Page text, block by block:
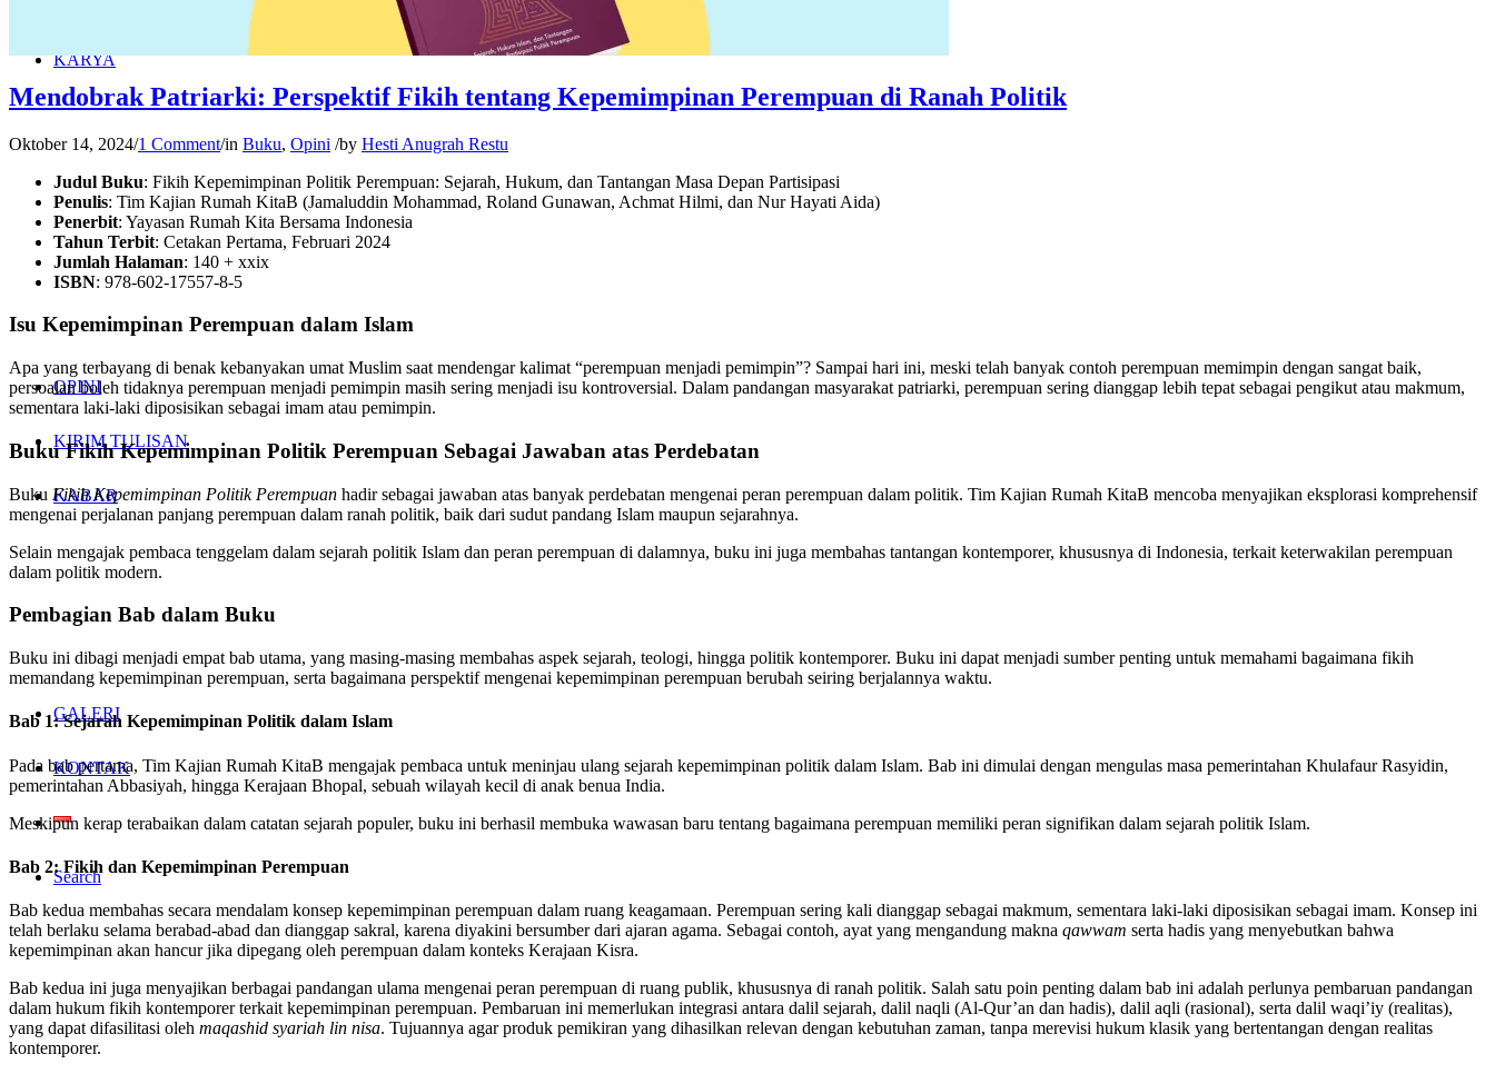
KARYA
OPINI
KIRIM TULISAN
KABAR
GALERI
KONTAK
Search
Mendobrak Patriarki: Perspektif Fikih tentang Kepemimpinan Perempuan di Ranah Politik
Oktober 14, 2024/1 Comment/in Buku, Opini /by Hesti Anugrah Restu
Judul Buku: Fikih Kepemimpinan Politik Perempuan: Sejarah, Hukum, dan Tantangan Masa Depan Partisipasi
Penulis: Tim Kajian Rumah KitaB (Jamaluddin Mohammad, Roland Gunawan, Achmat Hilmi, dan Nur Hayati Aida)
Penerbit: Yayasan Rumah Kita Bersama Indonesia
Tahun Terbit: Cetakan Pertama, Februari 2024
Jumlah Halaman: 140 + xxix
ISBN: 978-602-17557-8-5
Isu Kepemimpinan Perempuan dalam Islam
Apa yang terbayang di benak kebanyakan umat Muslim saat mendengar kalimat “perempuan menjadi pemimpin”? Sampai hari ini, meski telah banyak contoh perempuan memimpin dengan sangat baik,
persoalan boleh tidaknya perempuan menjadi pemimpin masih sering menjadi isu kontroversial. Dalam pandangan masyarakat patriarki, perempuan sering dianggap lebih tepat sebagai pengikut atau makmum,
sementara laki-laki diposisikan sebagai imam atau pemimpin.
Buku Fikih Kepemimpinan Politik Perempuan Sebagai Jawaban atas Perdebatan
Buku Fikih Kepemimpinan Politik Perempuan hadir sebagai jawaban atas banyak perdebatan mengenai peran perempuan dalam politik. Tim Kajian Rumah KitaB mencoba menyajikan eksplorasi komprehensif
mengenai perjalanan panjang perempuan dalam ranah politik, baik dari sudut pandang Islam maupun sejarahnya.
Selain mengajak pembaca tenggelam dalam sejarah politik Islam dan peran perempuan di dalamnya, buku ini juga membahas tantangan kontemporer, khususnya di Indonesia, terkait keterwakilan perempuan
dalam politik modern.
Pembagian Bab dalam Buku
Buku ini dibagi menjadi empat bab utama, yang masing-masing membahas aspek sejarah, teologi, hingga politik kontemporer. Buku ini dapat menjadi sumber penting untuk memahami bagaimana fikih
memandang kepemimpinan perempuan, serta bagaimana perspektif mengenai kepemimpinan perempuan berubah seiring berjalannya waktu.
Bab 1: Sejarah Kepemimpinan Politik dalam Islam
Pada bab pertama, Tim Kajian Rumah KitaB mengajak pembaca untuk meninjau ulang sejarah kepemimpinan politik dalam Islam. Bab ini dimulai dengan mengulas masa pemerintahan Khulafaur Rasyidin,
pemerintahan Abbasiyah, hingga Kerajaan Bhopal, sebuah wilayah kecil di anak benua India.
Meskipun kerap terabaikan dalam catatan sejarah populer, buku ini berhasil membuka wawasan baru tentang bagaimana perempuan memiliki peran signifikan dalam sejarah politik Islam.
Bab 2: Fikih dan Kepemimpinan Perempuan
Bab kedua membahas secara mendalam konsep kepemimpinan perempuan dalam ruang keagamaan. Perempuan sering kali dianggap sebagai makmum, sementara laki-laki diposisikan sebagai imam. Konsep ini
telah berlaku selama berabad-abad dan dianggap sakral, karena diyakini bersumber dari ajaran agama. Sebagai contoh, ayat yang mengandung makna qawwam serta hadis yang menyebutkan bahwa
kepemimpinan akan hancur jika dipegang oleh perempuan dalam konteks Kerajaan Kisra.
Bab kedua ini juga menyajikan berbagai pandangan ulama mengenai peran perempuan di ruang publik, khususnya di ranah politik. Salah satu poin penting dalam bab ini adalah perlunya pembaruan pandangan
dalam hukum fikih kontemporer terkait kepemimpinan perempuan. Pembaruan ini memerlukan integrasi antara dalil sejarah, dalil naqli (Al-Qur’an dan hadis), dalil aqli (rasional), serta dalil waqi’iy (realitas),
yang dapat difasilitasi oleh maqashid syariah lin nisa. Tujuannya agar produk pemikiran yang dihasilkan relevan dengan kebutuhan zaman, tanpa merevisi hukum klasik yang bertentangan dengan realitas
kontemporer.